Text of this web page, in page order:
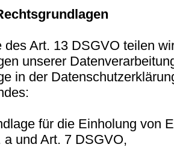
des Art. 13 DSGVO teilen
unserer
in der
für die Einholung von
a und Art. 7 DSGVO,